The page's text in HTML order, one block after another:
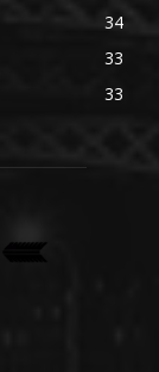
34
33
33